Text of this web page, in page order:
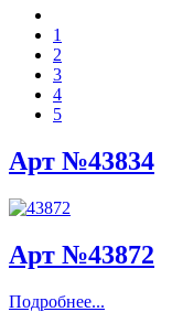
1
2
3
4
5
Арт №43834
Арт №43872
Подробнее...